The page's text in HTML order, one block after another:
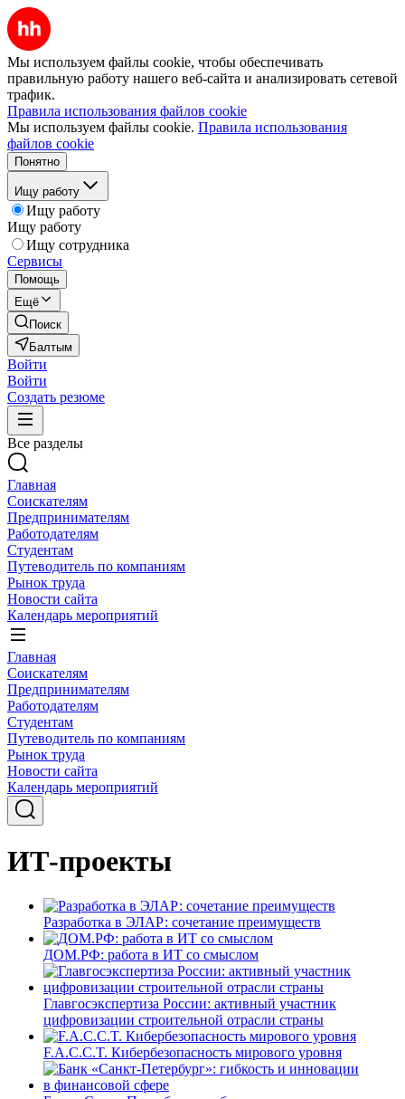
Мы используем файлы cookie, чтобы обеспечивать
правильную работу нашего веб-сайта и анализировать сетевой
трафик.
Правила использования файлов cookie
Мы используем файлы cookie. Правила использования
файлов cookie
Понятно
Ищу работу
Ищу работу
Ищу работу
Ищу сотрудника
Сервисы
Помощь
Ещё
Поиск
Балтым
Войти
Войти
Создать резюме
Все разделы
Главная
Соискателям
Предпринимателям
Работодателям
Студентам
Путеводитель по компаниям
Рынок труда
Новости сайта
Календарь мероприятий
Главная
Соискателям
Предпринимателям
Работодателям
Студентам
Путеводитель по компаниям
Рынок труда
Новости сайта
Календарь мероприятий
ИТ-проекты
Разработка в ЭЛАР: сочетание преимуществ
ДОМ.РФ: работа в ИТ со смыслом
Главгосэкспертиза России: активный участник
цифровизации строительной отрасли страны
F.A.C.C.T. Кибербезопасность мирового уровня